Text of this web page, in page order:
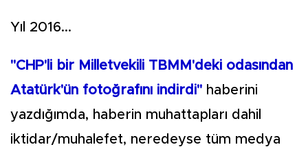
Yıl 2016...
"CHP'li bir Milletvekili TBMM'deki odasından
Atatürk'ün fotoğrafını indirdi" haberini
yazdığımda, haberin muhattapları dahil
iktidar/muhalefet, neredeyse tüm medya